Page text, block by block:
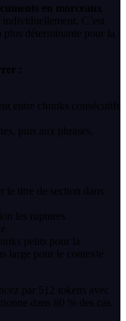
en morceaux
C’est
plus déterminante pour la
:
entre chunks consécutifs
puis aux phrases,
le titre de section dans
les ruptures
petits pour la
large pour le contexte
par 512 tokens avec
dans 80 % des cas.